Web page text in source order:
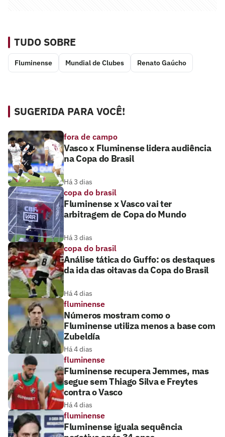
TUDO SOBRE
Fluminense Mundial de Clubes Renato Gaúcho
SUGERIDA PARA VOCÊ!
fora de campo
Vasco x Fluminense lidera audiência
na Copa do Brasil
Há 3 dias
copa do brasil
Fluminense x Vasco vai ter
arbitragem de Copa do Mundo
Há 3 dias
copa do brasil
Análise tática do Guffo: os destaques
da ida das oitavas da Copa do Brasil
Há 4 dias
fluminense
Números mostram como o
Fluminense utiliza menos a base com
Zubeldía
Há 4 dias
fluminense
Fluminense recupera Jemmes, mas
segue sem Thiago Silva e Freytes
contra o Vasco
Há 4 dias
fluminense
Fluminense iguala sequência